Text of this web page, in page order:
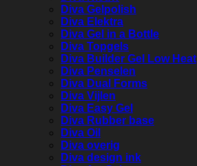
Diva Gelpolish
Diva Elektra
Diva Gel in a Bottle
Diva Topgels
Diva Builder Gel Low Heat
Diva Penselen
Diva Dual Forms
Diva Vijlen
Diva Easy Gel
Diva Rubber base
Diva Oil
Diva overig
Diva design ink